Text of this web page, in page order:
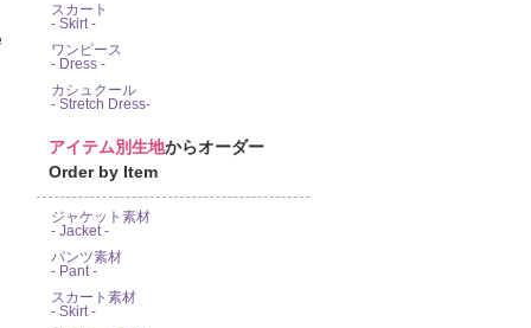
スカート
- Skirt -
ワンピース
- Dress -
カシュクール
- Stretch Dress-
アイテム別生地からオーダー
Order by Item
ジャケット素材
- Jacket -
パンツ素材
- Pant -
スカート素材
- Skirt -